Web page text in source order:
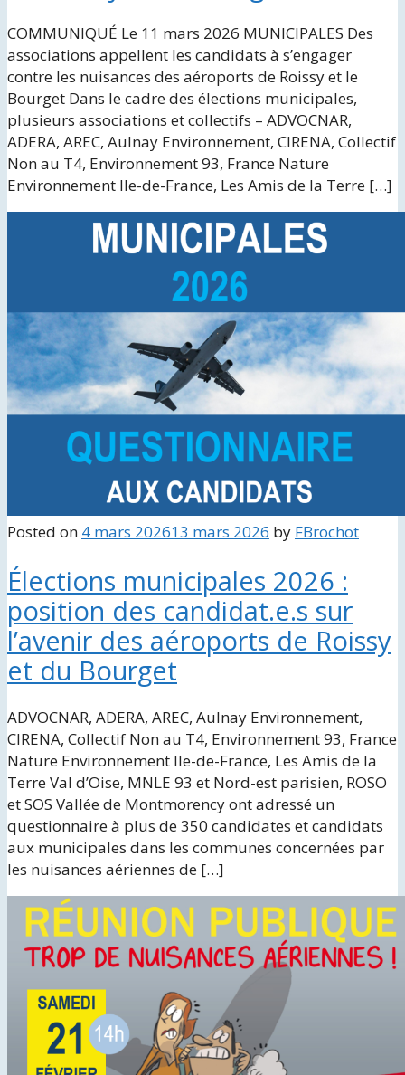
COMMUNIQUÉ Le 11 mars 2026 MUNICIPALES Des
associations appellent les candidats à s’engager
contre les nuisances des aéroports de Roissy et le
Bourget Dans le cadre des élections municipales,
plusieurs associations et collectifs – ADVOCNAR,
ADERA, AREC, Aulnay Environnement, CIRENA, Collectif
Non au T4, Environnement 93, France Nature
Environnement Ile-de-France, Les Amis de la Terre […]
Posted on 4 mars 202613 mars 2026 by FBrochot
Élections municipales 2026 :
position des candidat.e.s sur
l’avenir des aéroports de Roissy
et du Bourget
ADVOCNAR, ADERA, AREC, Aulnay Environnement,
CIRENA, Collectif Non au T4, Environnement 93, France
Nature Environnement Ile-de-France, Les Amis de la
Terre Val d’Oise, MNLE 93 et Nord-est parisien, ROSO
et SOS Vallée de Montmorency ont adressé un
questionnaire à plus de 350 candidates et candidats
aux municipales dans les communes concernées par
les nuisances aériennes de […]